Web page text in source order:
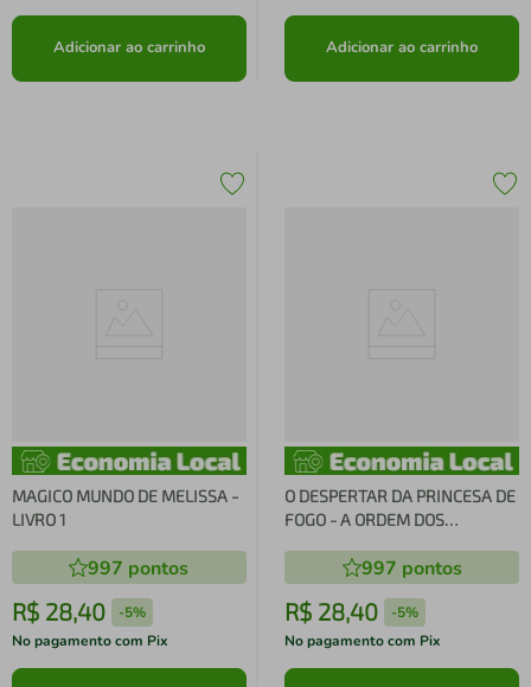
Adicionar ao carrinho Adicionar ao carrinho
MAGICO MUNDO DE MELISSA -
LIVRO 1
997 pontos
R$ 28,40 -5%
No pagamento com Pix
O DESPERTAR DA PRINCESA DE
FOGO - A ORDEM DOS
997 pontos
R$ 28,40 -5%
No pagamento com Pix